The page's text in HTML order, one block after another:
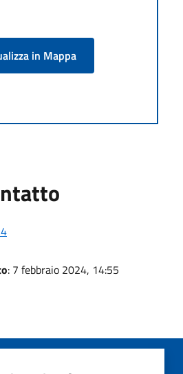
in Mappa
: 7 febbraio 2024, 14:55